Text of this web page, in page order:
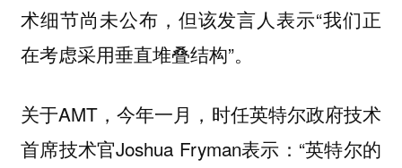
术细节尚未公布，但该发言人表示“我们正
在考虑采用垂直堆叠结构”。
关于AMT，今年一月，时任英特尔政府技术
首席技术官Joshua Fryman表示：“英特尔的